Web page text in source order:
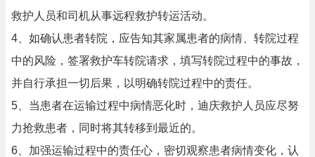
救护人员和司机从事远程救护转运活动。
4、如确认患者转院，应告知其家属患者的病情、转院过程
中的风险，签署救护车转院请求，填写转院过程中的事故，
并自行承担一切后果，以明确转院过程中的责任。
5、当患者在运输过程中病情恶化时，迪庆救护人员应尽努
力抢救患者，同时将其转移到最近的。
6、加强运输过程中的责任心，密切观察患者病情变化，认